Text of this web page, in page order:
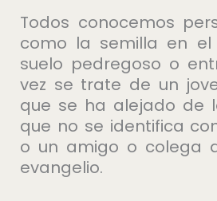
Todos conocemos
como la semilla en
suelo pedregoso o
vez se trate de un
que se ha alejado de
que no se identifica
o un amigo o colega
evangelio.